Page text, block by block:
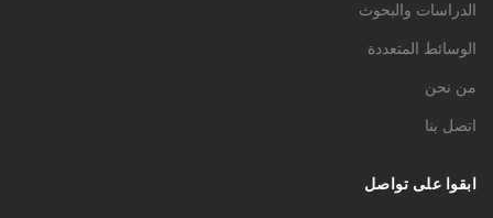
الدراسات والبحوث
الوسائط المتعددة
من نحن
اتصل بنا
ابقوا على تواصل